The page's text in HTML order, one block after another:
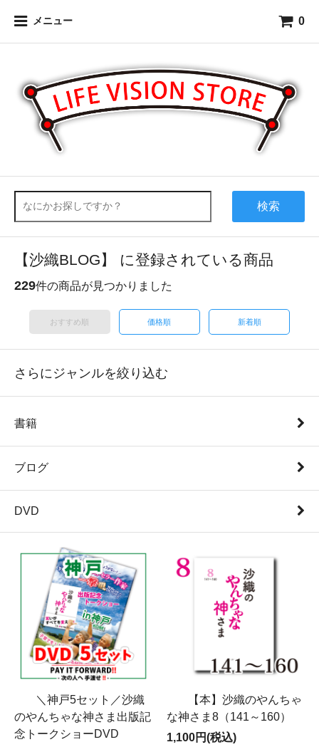
メニュー 0
検索
【沙織BLOG】 に登録されている商品
229件の商品が見つかりました
おすすめ順 価格順 新着順
さらにジャンルを絞り込む
書籍
ブログ
DVD
＼神戸5セット／沙織
のやんちゃな神さま出版記
念トークショーDVD
【本】沙織のやんちゃ
な神さま8（141～160）
1,100円(税込)